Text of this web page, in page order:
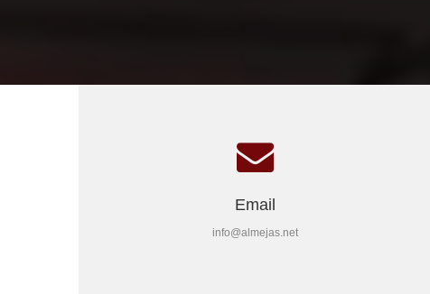
Email
info@almejas.net